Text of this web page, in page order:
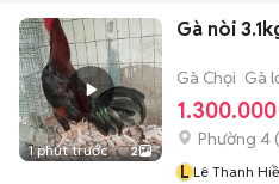
1 phút trước 2
Gà nòi
Gà Chọi Gà
Phường 4 (
L Lê Thanh